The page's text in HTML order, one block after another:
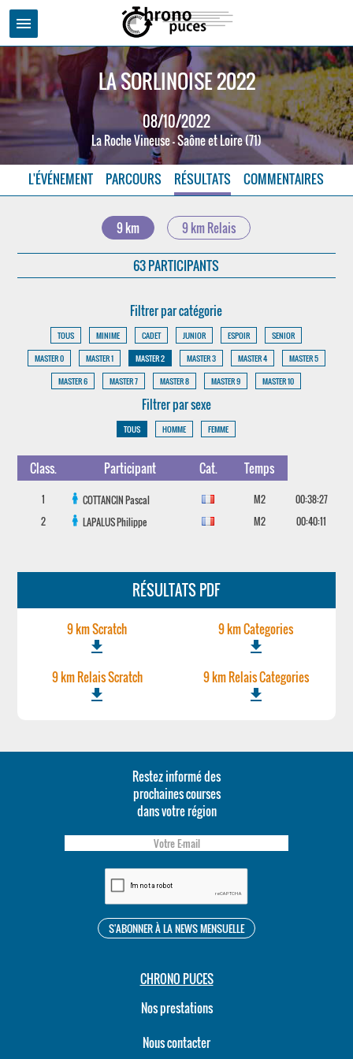
menu
LA SORLINOISE 2022
08/10/2022
La Roche Vineuse - Saône et Loire (71)
L'ÉVÉNEMENT PARCOURS RÉSULTATS COMMENTAIRES
9 km 9 km Relais
63 PARTICIPANTS
Filtrer par catégorie
TOUS MINIME CADET JUNIOR ESPOIR
SENIOR
MASTER 0
MASTER 1 MASTER 2 MASTER 3 MASTER 4
MASTER 5
MASTER 6
MASTER 7 MASTER 8 MASTER 9 MASTER 10
Filtrer par sexe
TOUS HOMME FEMME
Class. Participant Cat. Temps
1 COTTANCINPascal M2
00:38:27
2
LAPALUSPhilippe M2 00:40:11
RÉSULTATS PDF
9 km Scratch
file_download
9 km Categories
file_download
9 km Relais Scratch
file_download
9 km Relais Categories
file_download
Restez informé des
prochaines courses
dans votre région
CHRONO PUCES
Nos prestations
Nous contacter